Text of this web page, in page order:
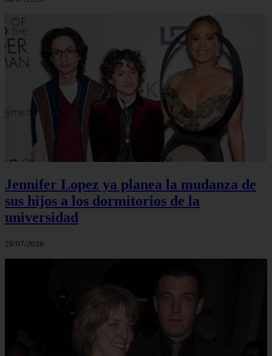
Jennifer Lopez ya planea la mudanza de
sus hijos a los dormitorios de la
universidad
29/07/2026